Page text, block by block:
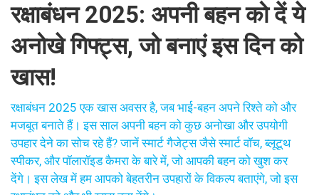
रक्षाबंधन 2025: अपनी बहन को दें ये
अनोखे गिफ्ट्स, जो बनाएं इस दिन को
खास!
रक्षाबंधन 2025 एक खास अवसर है, जब भाई-बहन अपने रिश्ते को और
मजबूत बनाते हैं। इस साल अपनी बहन को कुछ अनोखा और उपयोगी
उपहार देने का सोच रहे हैं? जानें स्मार्ट गैजेट्स जैसे स्मार्ट वॉच, ब्लूटूथ
स्पीकर, और पॉलारॉइड कैमरा के बारे में, जो आपकी बहन को खुश कर
देंगे। इस लेख में हम आपको बेहतरीन उपहारों के विकल्प बताएंगे, जो इस